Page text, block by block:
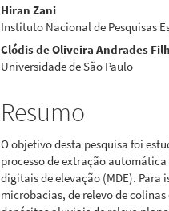
principal
Hiran Zani
Instituto Nacional de Pesquisas
Clódis de Oliveira Andrades
Universidade de São Paulo
Resumo
O objetivo desta pesquisa foi
processo de extração
digitais de elevação (MDE). Para
microbacias, de relevo de colinas